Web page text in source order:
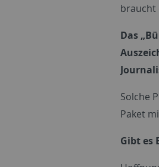
braucht
Das
Solche
Paket
Gibt es